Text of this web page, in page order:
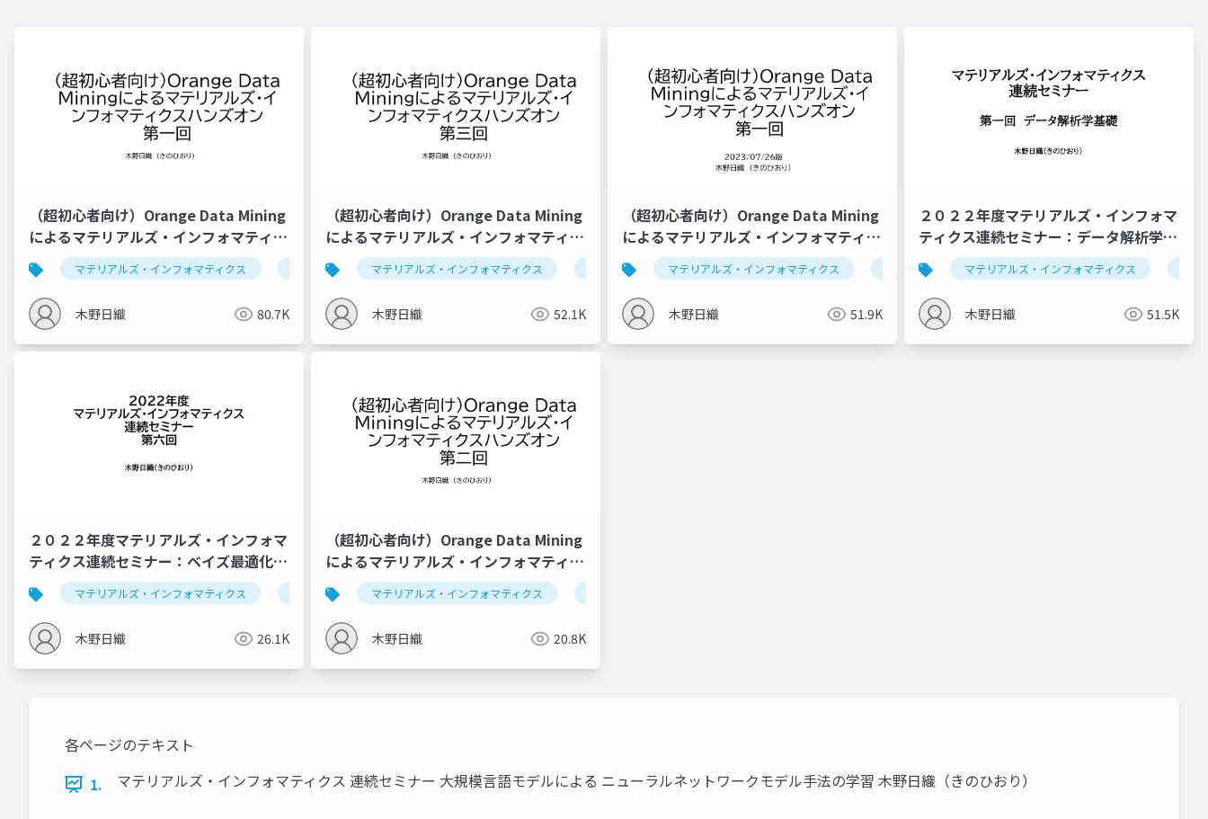
（超初心者向け）Orange Data Mining
によるマテリアルズ・インフォマティク
スハンズオン第一回
マテリアルズ・インフォマティクス データ解析学 セミナー 回帰
木野日織 80.7K
（超初心者向け）Orange Data Mining
によるマテリアルズ・インフォマティク
スハンズオン第三回（仮）
マテリアルズ・インフォマティクス データ解析学 セミナー プログラミング 大規模言語モデル
木野日織 52.1K
（超初心者向け）Orange Data Mining
によるマテリアルズ・インフォマティク
スハンズオン第一回（2023/07/26版）
マテリアルズ・インフォマティクス データ解析学 セミナー 回帰
木野日織 51.9K
２０２２年度マテリアルズ・インフォマ
ティクス連続セミナー：データ解析学基
礎
マテリアルズ・インフォマティクス
木野日織 51.5K
２０２２年度マテリアルズ・インフォマ
ティクス連続セミナー：ベイズ最適化、
推薦システムマテリアルズ・インフォマティクス データ解析学 ベイズ最適化 推薦システム
木野日織 26.1K
（超初心者向け）Orange Data Mining
によるマテリアルズ・インフォマティク
スハンズオン第二回 （仮）
マテリアルズ・インフォマティクス
木野日織 20.8K
各ページのテキスト
1.
マテリアルズ・インフォマティクス 連続セミナー 大規模言語モデルによる ニューラルネットワークモデル手法の学習 木野日織（きのひおり）